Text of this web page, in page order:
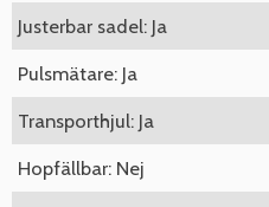
Justerbar sadel: Ja
Pulsmätare: Ja
Transporthjul: Ja
Hopfällbar: Nej